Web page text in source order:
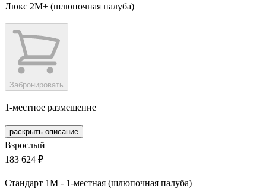
Люкс 2М+ (шлюпочная палуба)
Забронировать
1-местное размещение
раскрыть описание
Взрослый
183 624 ₽
Стандарт 1М - 1-местная (шлюпочная палуба)